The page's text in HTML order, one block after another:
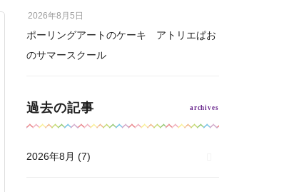
ポーリングアートのケーキ アトリエぱお
のサマースクール
2026年8月5日
過去の記事
2026年8月 (7)